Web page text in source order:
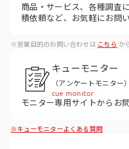
マーケティングリサーチ
マーケティング支援
マーケティングDX
課題から探す
商品・サービス、各種調査
積依頼など、お気軽にお問
※営業目的のお問い合わせは こちら か
キューモニター
（アンケートモニター）
cue monitor
モニター専用サイトからお
※キューモニターよくある質問